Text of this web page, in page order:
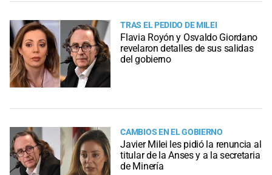
TRAS EL PEDIDO DE MILEI
Flavia Royón y Osvaldo Giordano
revelaron detalles de sus salidas
del gobierno
CAMBIOS EN EL GOBIERNO
Javier Milei les pidió la renuncia al
titular de la Anses y a la secretaria
de Minería